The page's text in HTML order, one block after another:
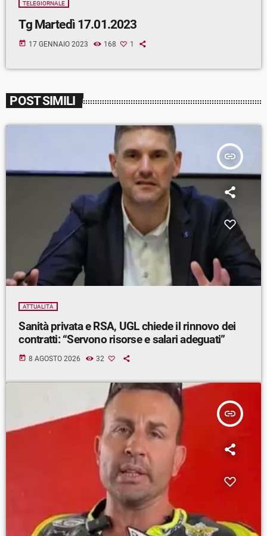
TELEGIORNALE
Tg Martedì 17.01.2023
today 17 GENNAIO 2023 168 1
POST SIMILI
insert_link
ATTUALITÀ
Sanità privata e RSA, UGL chiede il rinnovo dei
contratti: “Servono risorse e salari adeguati”
today 8 AGOSTO 2026 32
insert_link